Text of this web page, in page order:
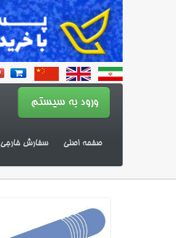
صفحه اصلی سفارش خارجی